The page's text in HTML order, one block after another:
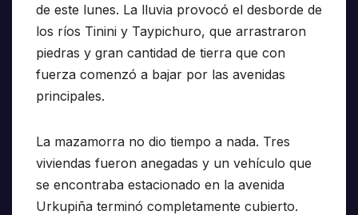
de este lunes. La lluvia provocó el desborde de
los ríos Tinini y Taypichuro, que arrastraron
piedras y gran cantidad de tierra que con
fuerza comenzó a bajar por las avenidas
principales.
La mazamorra no dio tiempo a nada. Tres
viviendas fueron anegadas y un vehículo que
se encontraba estacionado en la avenida
Urkupiña terminó completamente cubierto.